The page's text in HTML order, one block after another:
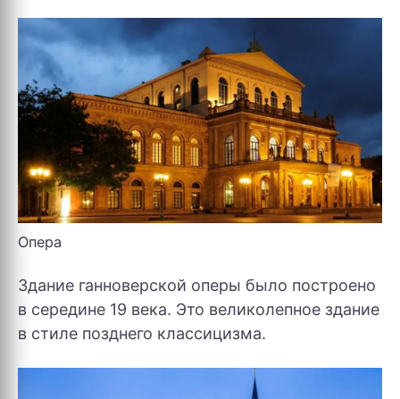
Опера
Здание ганноверской оперы было построено
в середине 19 века. Это великолепное здание
в стиле позднего классицизма.